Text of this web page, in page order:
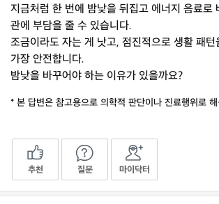
지금처럼 한 번에 밤낮을 뒤집고 에너지 음료로
관에 부담을 줄 수 있습니다.
조금이라도 자는 게 낫고, 점진적으로 생활 패턴
가장 안전합니다.
밤낮을 바꾸어야 하는 이유가 있을까요?
* 본 답변은 참고용으로 의학적 판단이나 진료행위로
추천 질문 마이닥터